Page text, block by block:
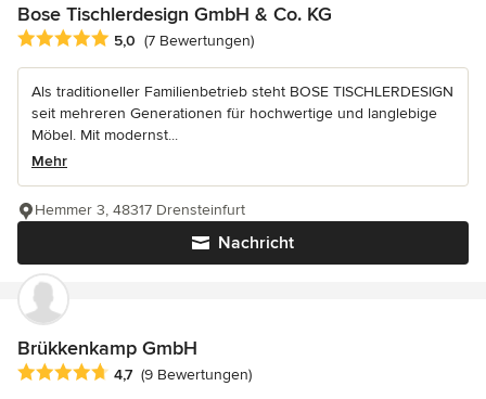
Bose Tischlerdesign GmbH & Co. KG
Durchschnittliche Bewertung: 5 von 5 Sternen
5,0 (7 Bewertungen)
Als traditioneller Familienbetrieb steht BOSE TISCHLERDESIGN
seit mehreren Generationen für hochwertige und langlebige
Möbel. Mit modernst...
Mehr
Nachricht
Hemmer 3, 48317 Drensteinfurt
Brükkenkamp GmbH
Durchschnittliche Bewertung: 4.7 von 5 Sternen
4,7 (9 Bewertungen)